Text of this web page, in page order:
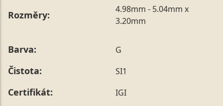
Rozměry:
4.98mm - 5.04mm x
3.20mm
Barva: G
Čistota: SI1
Certifikát: IGI